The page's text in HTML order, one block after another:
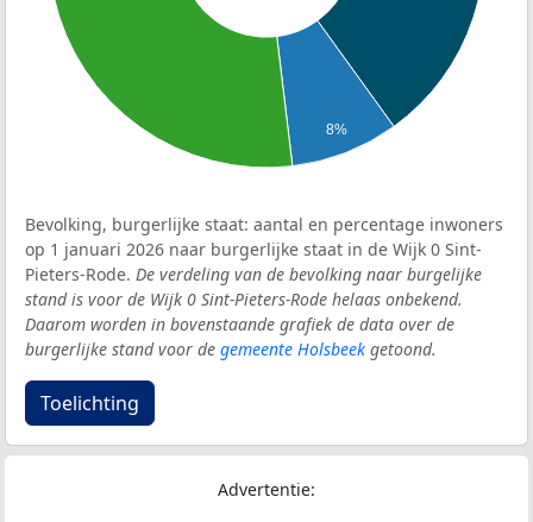
8%
Bevolking, burgerlijke staat: aantal en percentage inwoners
op 1 januari 2026 naar burgerlijke staat in de Wijk 0 Sint-
Pieters-Rode. De verdeling van de bevolking naar burgelijke
stand is voor de Wijk 0 Sint-Pieters-Rode helaas onbekend.
Daarom worden in bovenstaande grafiek de data over de
burgerlijke stand voor de gemeente Holsbeek getoond.
Toelichting
Advertentie: